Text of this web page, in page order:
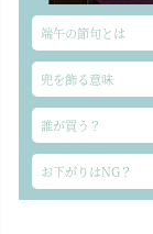
端午の節句とは
兜を飾る意味
誰が買う？
お下がりはNG？